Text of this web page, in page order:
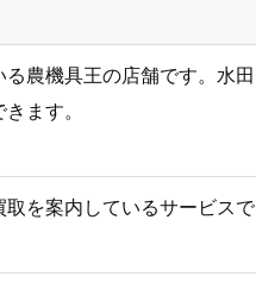
農機具王の店舗です。水田
ます。
を案内しているサービスで